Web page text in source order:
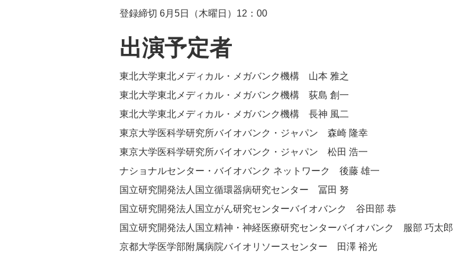
登録締切 6月5日（木曜日）12：00
出演予定者
東北大学東北メディカル・メガバンク機構 山本 雅之
東北大学東北メディカル・メガバンク機構 荻島 創一
東北大学東北メディカル・メガバンク機構 長神 風二
東京大学医科学研究所バイオバンク・ジャパン 森崎 隆幸
東京大学医科学研究所バイオバンク・ジャパン 松田 浩一
ナショナルセンター・バイオバンク ネットワーク 後藤 雄一
国立研究開発法人国立循環器病研究センター 冨田 努
国立研究開発法人国立がん研究センターバイオバンク 谷田部 恭
国立研究開発法人国立精神・神経医療研究センターバイオバンク 服部 巧太郎
京都大学医学部附属病院バイオリソースセンター 田澤 裕光